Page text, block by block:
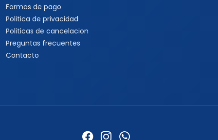
Formas de pago
Politica de privacidad
Politicas de cancelacion
Preguntas frecuentes
Contacto